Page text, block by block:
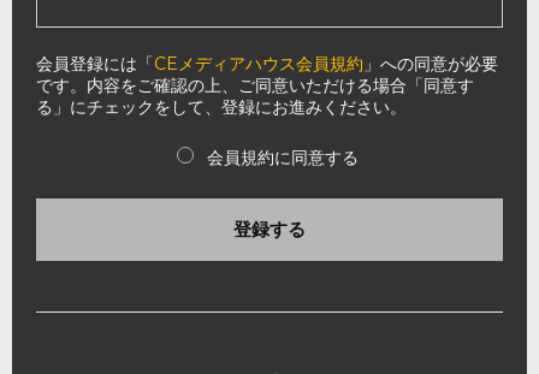
会員登録には「CEメディアハウス会員規約 」への同意が必要
です。内容をご確認の上、ご同意いただける場合「同意す
る」にチェックをして、登録にお進みください。
会員規約に同意する
登録する